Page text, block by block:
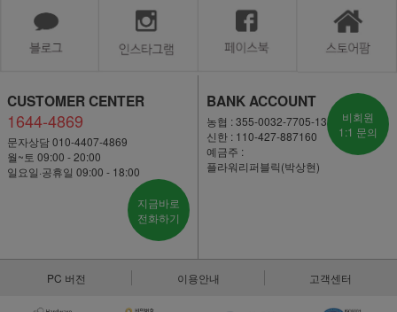
CUSTOMER CENTER
1644-4869
문자상담 010-4407-4869
월~토 09:00 - 20:00
일요일·공휴일 09:00 - 18:00
지금바로
전화하기
BANK ACCOUNT
농협 : 355-0032-7705-13
신한 : 110-427-887160
예금주 :
플라워리퍼블릭(박상현)
비회원
1:1 문의
PC 버전 이용안내 고객센터